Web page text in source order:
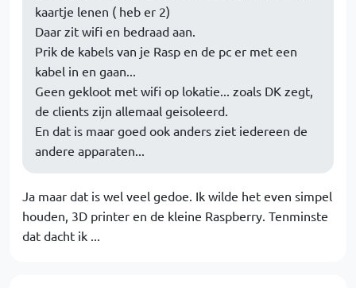
kaartje lenen ( heb er 2)
Daar zit wifi en bedraad aan.
Prik de kabels van je Rasp en de pc er met een
kabel in en gaan...
Geen gekloot met wifi op lokatie... zoals DK zegt,
de clients zijn allemaal geisoleerd.
En dat is maar goed ook anders ziet iedereen de
andere apparaten...
Ja maar dat is wel veel gedoe. Ik wilde het even simpel
houden, 3D printer en de kleine Raspberry. Tenminste
dat dacht ik ...